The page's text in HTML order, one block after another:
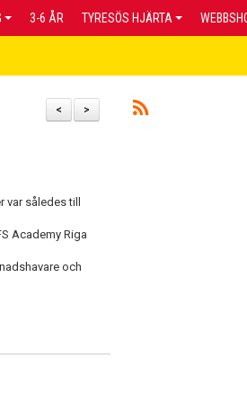
3-6 ÅR TYRESÖS HJÄRTA
>
<
således till
Academy Riga
och